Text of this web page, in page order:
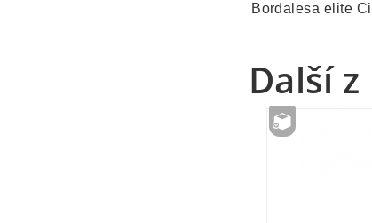
Bordalesa elite
Další